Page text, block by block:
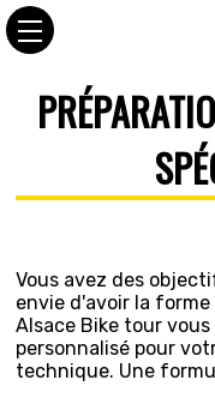
Vous avez des
envie d'avoir la
Alsace Bike tour
personnalisé pour
technique. Une